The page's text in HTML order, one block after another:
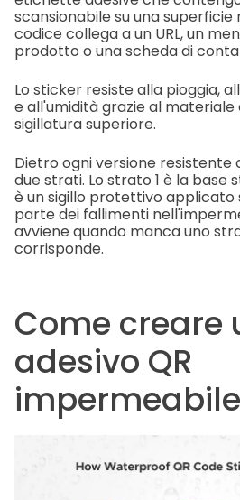
scansionabile su una
codice collega a un URL, un
prodotto o una scheda di
Lo sticker resiste alla pioggia,
e all'umidità grazie al materiale
sigillatura superiore.
Dietro ogni versione resistente
due strati. Lo strato 1 è la base
è un sigillo protettivo applicato
parte dei fallimenti
avviene quando manca uno
corrisponde.
Come creare
adesivo QR
impermeabile